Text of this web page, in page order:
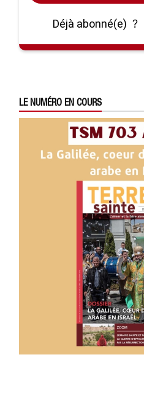
Déjà abonné(e) ?
LE NUMÉRO EN COURS